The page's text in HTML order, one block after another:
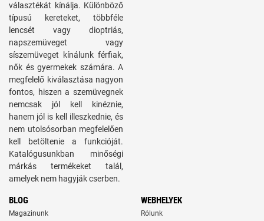
választékát kínálja. Különböző
típusú kereteket, többféle
lencsét vagy dioptriás,
napszemüveget vagy
síszemüveget kínálunk férfiak,
nők és gyermekek számára. A
megfelelő kiválasztása nagyon
fontos, hiszen a szemüvegnek
nemcsak jól kell kinéznie,
hanem jól is kell illeszkednie, és
nem utolsósorban megfelelően
kell betöltenie a funkcióját.
Katalógusunkban minőségi
márkás termékeket talál,
amelyek nem hagyják cserben.
BLOG
Magazinunk
WEBHELYEK
Rólunk